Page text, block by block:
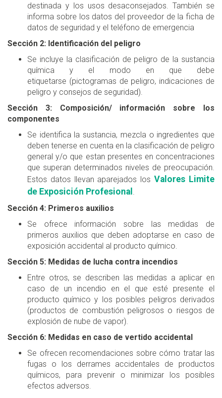
destinada y los usos desaconsejados. También se
informa sobre los datos del proveedor de la ficha de
datos de seguridad y el teléfono de emergencia
Sección 2: Identificación del peligro
Se incluye la clasificación de peligro de la sustancia
química y el modo en que debe
etiquetarse (pictogramas de peligro, indicaciones de
peligro y consejos de seguridad).
Sección 3: Composición/ información sobre los
componentes
Se identifica la sustancia, mezcla o ingredientes que
deben tenerse en cuenta en la clasificación de peligro
general y/o que estan presentes en concentraciones
que superan determinados niveles de preocupación.
Estos datos llevan aparejados losValores Limite
de Exposición Profesional .
Sección 4: Primeros auxilios
Se ofrece información sobre las medidas de
primeros auxilios que deben adoptarse en caso de
exposición accidental al producto químico.
Sección 5: Medidas de lucha contra incendios
Entre otros, se describen las medidas a aplicar en
caso de un incendio en el que esté presente el
producto químico y los posibles peligros derivados
(productos de combustión peligrosos o riesgos de
explosión de nube de vapor).
Sección 6: Medidas en caso de vertido accidental
Se ofrecen recomendaciones sobre cómo tratar las
fugas o los derrames accidentales de productos
químicos, para prevenir o minimizar los posibles
efectos adversos.